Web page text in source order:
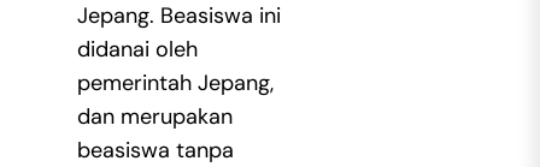
Jepang. Beasiswa ini
didanai oleh
pemerintah Jepang,
dan merupakan
beasiswa tanpa